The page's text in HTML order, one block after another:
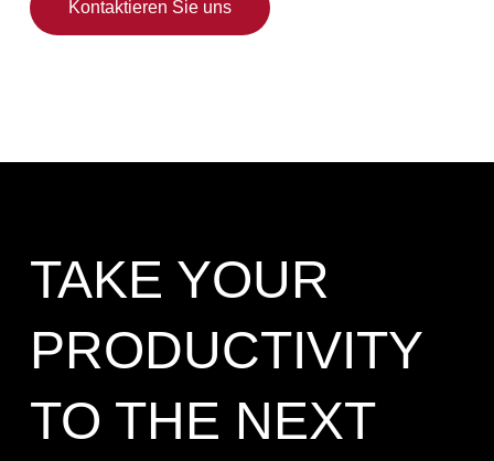
Kontaktieren Sie uns
TAKE YOUR
PRODUCTIVITY
TO THE NEXT